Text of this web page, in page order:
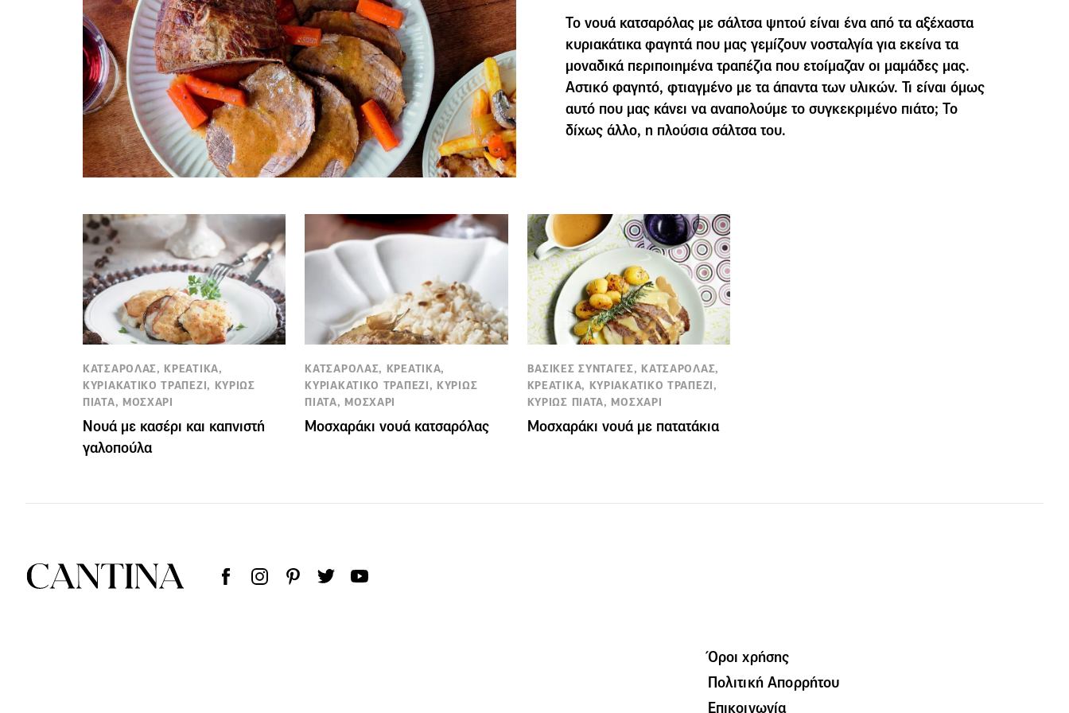
Το νουά κατσαρόλας με σάλτσα ψητού είναι ένα από τα αξέχαστα
κυριακάτικα φαγητά που μας γεμίζουν νοσταλγία για εκείνα τα
μοναδικά περιποιημένα τραπέζια που ετοίμαζαν οι μαμάδες μας.
Αστικό φαγητό, φτιαγμένο με τα άπαντα των υλικών. Τι είναι όμως
αυτό που μας κάνει να αναπολούμε το συγκεκριμένο πιάτο; Το
δίχως άλλο, η πλούσια σάλτσα του.
ΚΑΤΣΑΡΟΛΑΣ, ΚΡΕΑΤΙΚΑ,
ΚΥΡΙΑΚΑΤΙΚΟ ΤΡΑΠΕΖΙ, ΚΥΡΙΩΣ
ΠΙΑΤΑ, ΜΟΣΧΑΡΙ
Νουά με κασέρι και καπνιστή
γαλοπούλα
ΚΑΤΣΑΡΟΛΑΣ, ΚΡΕΑΤΙΚΑ,
ΚΥΡΙΑΚΑΤΙΚΟ ΤΡΑΠΕΖΙ, ΚΥΡΙΩΣ
ΠΙΑΤΑ, ΜΟΣΧΑΡΙ
Μοσχαράκι νουά κατσαρόλας
ΒΑΣΙΚΕΣ ΣΥΝΤΑΓΕΣ, ΚΑΤΣΑΡΟΛΑΣ,
ΚΡΕΑΤΙΚΑ, ΚΥΡΙΑΚΑΤΙΚΟ ΤΡΑΠΕΖΙ,
ΚΥΡΙΩΣ ΠΙΑΤΑ, ΜΟΣΧΑΡΙ
Μοσχαράκι νουά με πατατάκια
Όροι χρήσης
Πολιτική Απορρήτου
Επικοινωνία